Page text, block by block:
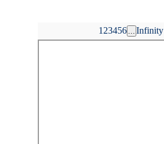
1 23456 Infinity